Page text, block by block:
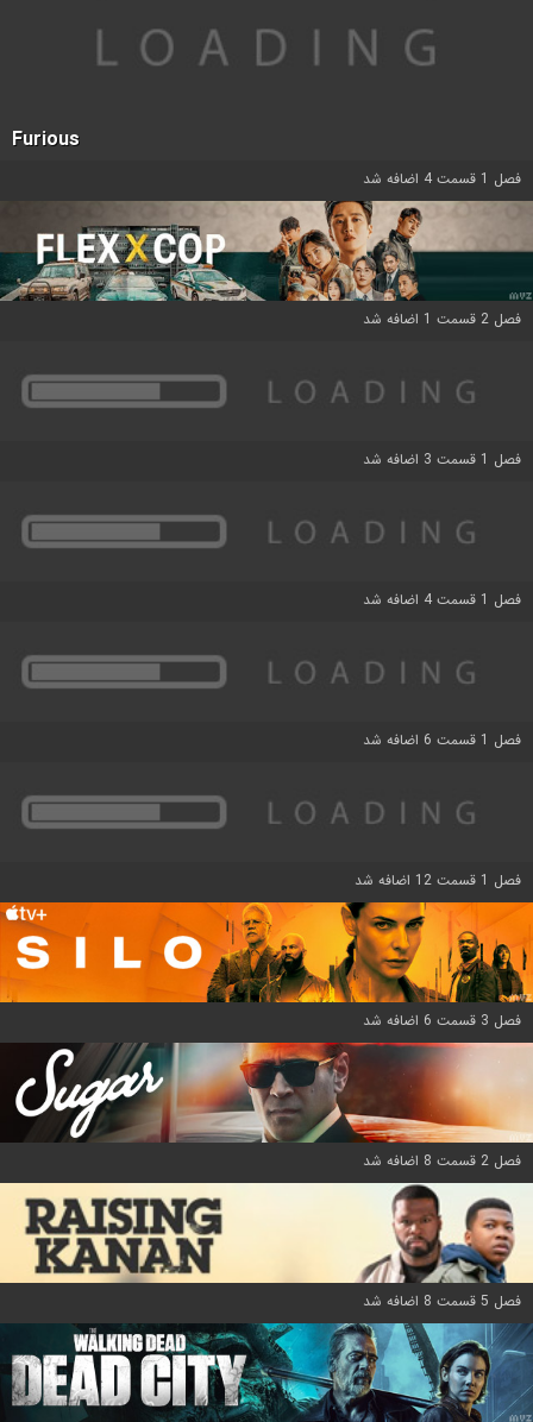
Furious
فصل 1 قسمت 4 اضافه شد
فصل 2 قسمت 1 اضافه شد
فصل 1 قسمت 3 اضافه شد
فصل 1 قسمت 4 اضافه شد
فصل 1 قسمت 6 اضافه شد
فصل 1 قسمت 12 اضافه شد
فصل 3 قسمت 6 اضافه شد
فصل 2 قسمت 8 اضافه شد
فصل 5 قسمت 8 اضافه شد